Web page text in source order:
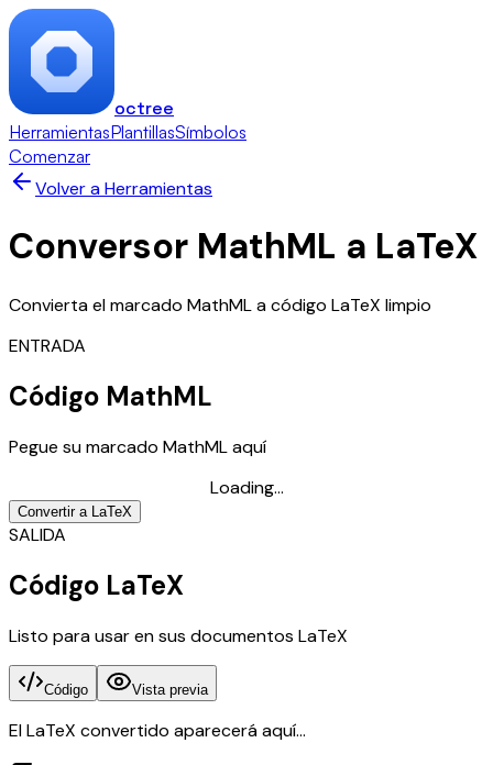
octree
HerramientasPlantillasSímbolos
Comenzar
Volver a Herramientas
Conversor MathML a LaTeX
Convierta el marcado MathML a código LaTeX limpio
ENTRADA
Código MathML
Pegue su marcado MathML aquí
Loading...
Convertir a LaTeX
SALIDA
Código LaTeX
Listo para usar en sus documentos LaTeX
Código Vista previa
El LaTeX convertido aparecerá aquí...